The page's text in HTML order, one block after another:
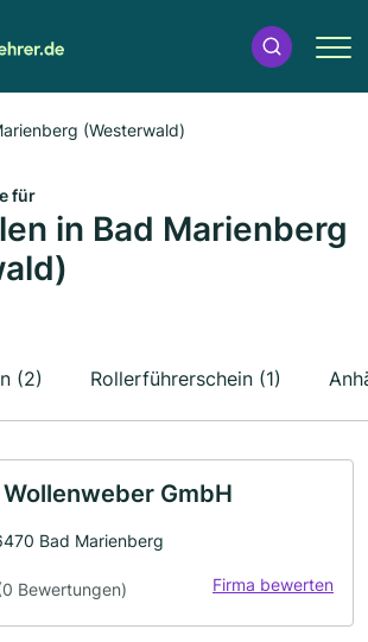
(Westerwald)
für
in Bad Marienberg
(2) Rollerführerschein (1)
GmbH
Bad Marienberg
Bewertungen) Firma bewerten